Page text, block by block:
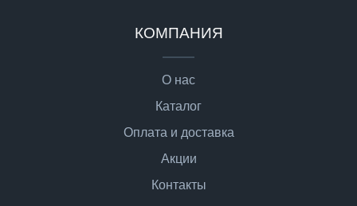
КОМПАНИЯ
О нас
Каталог
Оплата и доставка
Акции
Контакты